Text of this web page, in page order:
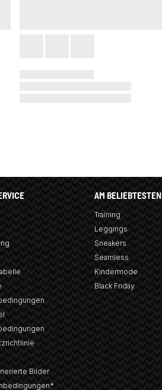
Bilder
AM BELIEBTESTEN
Training
Leggings
Sneakers
Seamless
Kindermode
Black Friday